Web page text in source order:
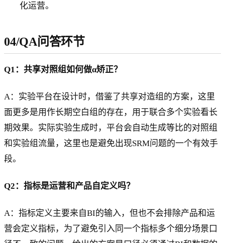
化运营。
04/QA问答环节
Q1：共享对照组如何做α矫正？
A：实验平台在设计时，借鉴了共享对造组的方案，这里
面更多是用作长期空白组的存在，用于联合多个实验看长
期效果。实际实验生成时，平台会自动生成等比的对照组
和实验组流量，这里也是避免出现SRM问题的一个有效手
段。
Q2：指标是运营和产品自定义吗？
A：指标定义主要来自BI的输入，但也不会排除产品和运
营会定义指标，为了避免引入同一个指标多个细分场景口